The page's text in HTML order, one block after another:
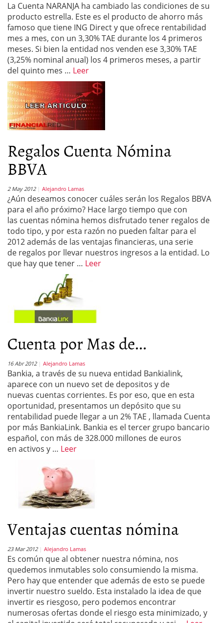
La Cuenta NARANJA ha cambiado las condiciones de su
producto estrella. Este es el producto de ahorro más
famoso que tiene ING Direct y que ofrece rentabilidad
mes a mes, con un 3,30% TAE durante los 4 primeros
meses. Si bien la entidad nos venden ese 3,30% TAE
(3,25% nominal anual) los 4 primeros meses, a partir
del quinto mes … Leer
Regalos Cuenta Nómina
BBVA
2 May 2012 Alejandro Lamas
¿Aún deseamos conocer cuáles serán los Regalos BBVA
para el año próximo? Hace largo tiempo que con
las cuentas nómina hemos disfrutado tener regalos de
todo tipo, y por esta razón no pueden faltar para el
2012 además de las ventajas financieras, una serie
de regalos por llevar nuestros ingresos a la entidad. Lo
que hay que tener … Leer
Cuenta por Mas de...
16 Abr 2012 Alejandro Lamas
Bankia, a través de su nueva entidad Bankialink,
aparece con un nuevo set de depositos y de
nuevas cuentas corrientes. Es por eso, que en esta
oportunidad, presentamos un depósito que su
rentabilidad puede llegar a un 2% TAE , llamada Cuenta
por más BankiaLink. Bankia es el tercer grupo bancario
español, con más de 328.000 millones de euros
en activos y … Leer
Ventajas cuentas nómina
23 Mar 2012 Alejandro Lamas
Es común que al obtener nuestra nómina, nos
quedemos inmutables solo consumiendo la misma.
Pero hay que entender que además de esto se puede
invertir nuestro sueldo. Esta instalado la idea de que
invertir es riesgoso, pero podemos encontrar
numerosas ofertas donde el riesgo esta minimizado, y